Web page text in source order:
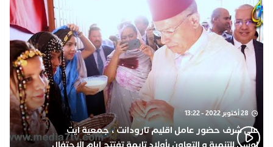
28 أكتوبر 2022 - 13:22
على شرف حضور عامل اقليم تارودانت ، جمعية ايت